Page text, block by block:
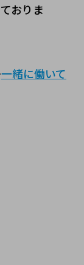
おりま
一緒に働いて